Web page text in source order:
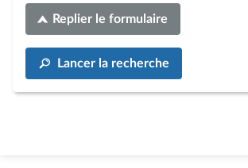
Replier le formulaire
Lancer la recherche